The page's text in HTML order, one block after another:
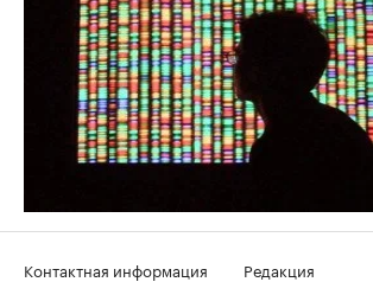
Контактная информация
Редакция